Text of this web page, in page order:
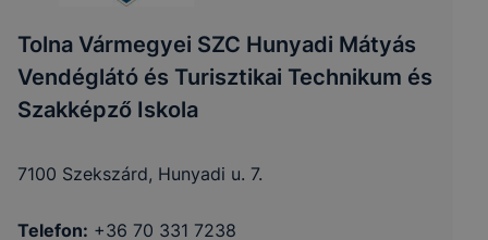
Tolna Vármegyei SZC Hunyadi Mátyás
Vendéglátó és Turisztikai Technikum és
Szakképző Iskola
7100 Szekszárd, Hunyadi u. 7.
Telefon: +36 70 331 7238